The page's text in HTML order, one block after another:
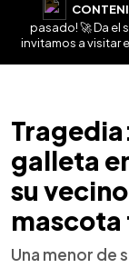
pasado! 🚀 Da el
invitamos a visitar
galleta
su
Una menor de